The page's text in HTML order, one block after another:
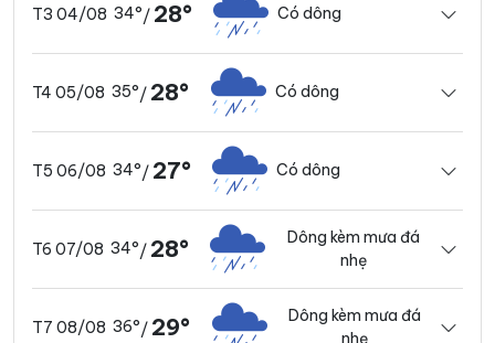
T3 04/08 34°/ 28° Có dông
T4 05/08 35°/ 28° Có dông
T5 06/08 34°/ 27° Có dông
T6 07/08 34°/ 28°
Dông kèm mưa đá
nhẹ
T7 08/08 36°/ 29°
Dông kèm mưa đá
nhẹ